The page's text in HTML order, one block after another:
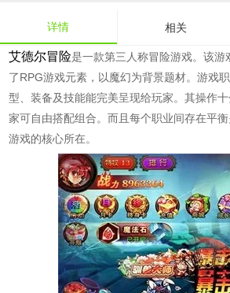
详情 相关
艾德尔冒险是一款第三人称冒险游戏。该游
了RPG游戏元素，以魔幻为背景题材。游戏
型、装备及技能能完美呈现给玩家。其操作
家可自由搭配组合。而且每个职业间存在平
游戏的核心所在。